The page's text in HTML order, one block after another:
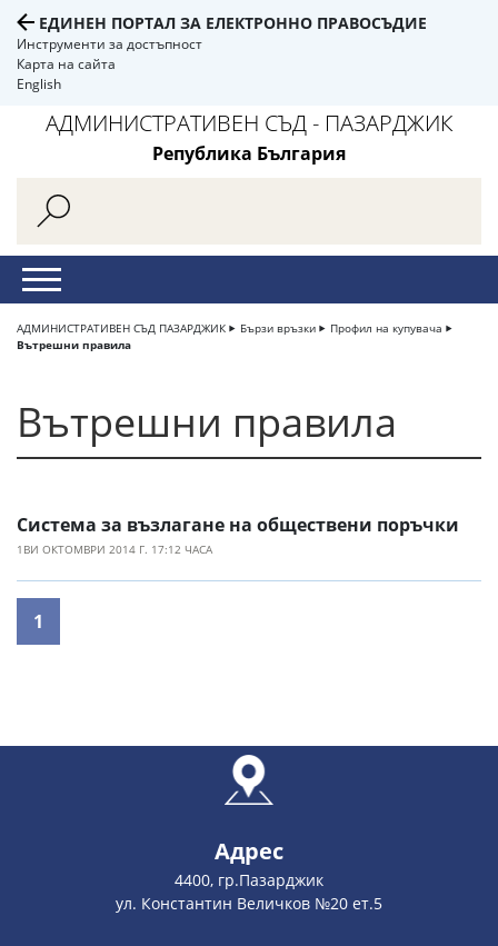
ЕДИНЕН ПОРТАЛ ЗА ЕЛЕКТРОННО ПРАВОСЪДИЕ
Инструменти за достъпност
Карта на сайта
English
АДМИНИСТРАТИВЕН СЪД - ПАЗАРДЖИК
Република България
АДМИНИСТРАТИВЕН СЪД ПАЗАРДЖИК Бързи връзки
Профил на купувача
Вътрешни правила
Вътрешни правила
Система за възлагане на обществени поръчки
1ВИ ОКТОМВРИ 2014 Г. 17:12 ЧАСА
1
Адрес
4400, гр.Пазарджик
ул. Константин Величков №20 ет.5